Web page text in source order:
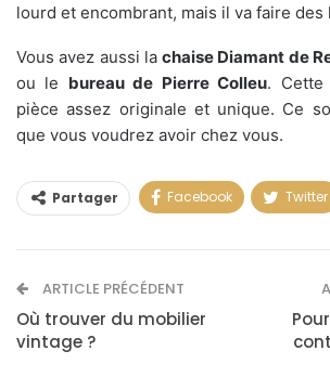
lourd et encombrant, mais il va faire des
Vous avez aussi la chaise Diamant de
ou le bureau de Pierre Colleu. Cette
pièce assez originale et unique. Ce
que vous voudrez avoir chez vous.
Partager Facebook Twitter
ARTICLE PRÉCÉDENT
Où trouver du mobilier
vintage ?